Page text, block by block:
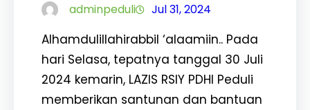
adminpeduli Jul 31, 2024
Alhamdulillahirabbil ‘alaamiin.. Pada
hari Selasa, tepatnya tanggal 30 Juli
2024 kemarin, LAZIS RSIY PDHI Peduli
memberikan santunan dan bantuan